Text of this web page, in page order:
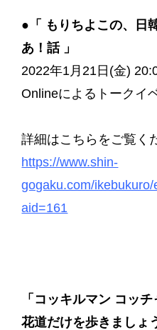
●「 もりちよこの、日
あ！話 」
2022年1月21日(金)
Onlineによるトークイ
詳細はこちらをご覧く
https://www.shin-
gogaku.com/
aid=161
「コッキルマン コッ
花道だけを歩きましょ